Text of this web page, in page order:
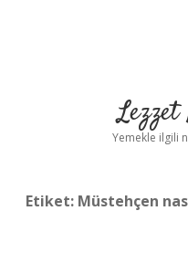
Yemekle ilgili
Etiket: Müstehçen